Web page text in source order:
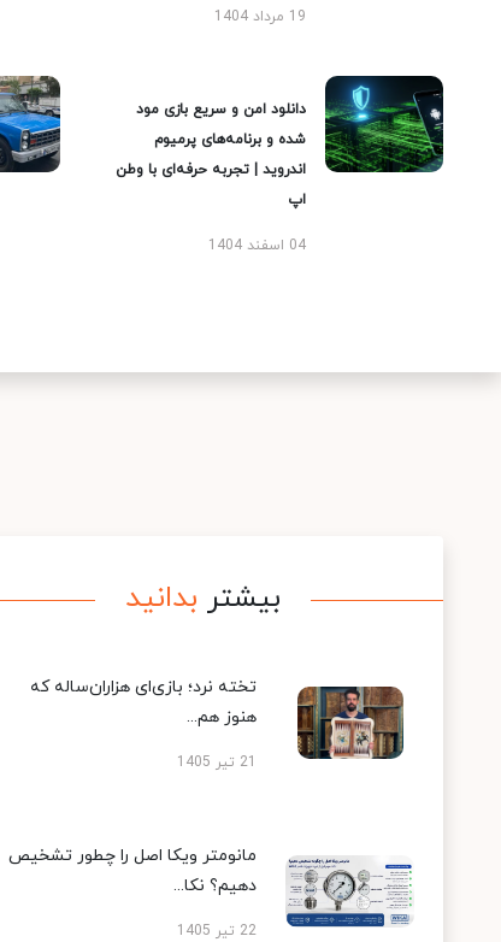
19 مرداد 1404
دانلود امن و سریع بازی مود
شده و برنامه‌های پرمیوم
اندروید | تجربه حرفه‌ای با وطن
اپ
04 اسفند 1404
بیشتر بدانید
تخته نرد؛ بازی‌ای هزاران‌ساله که
هنوز هم...
21 تیر 1405
مانومتر ویکا اصل را چطور تشخیص
دهیم؟ نکا...
22 تیر 1405